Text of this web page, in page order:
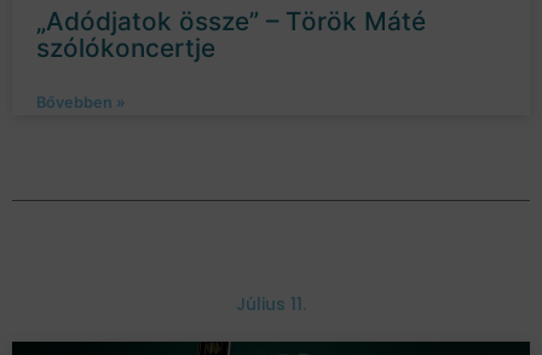
„Adódjatok össze” – Török Máté
szólókoncertje
Bővebben »
Július 11.